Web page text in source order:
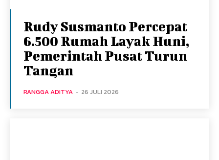
Rudy Susmanto Percepat
6.500 Rumah Layak Huni,
Pemerintah Pusat Turun
Tangan
RANGGA ADITYA - 26 JULI 2026